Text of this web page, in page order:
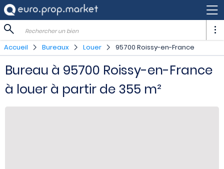
Rechercher un bien
Accueil Bureaux Louer 95700 Roissy-en-France
Bureau à 95700 Roissy-en-France
à louer à partir de 355 m²